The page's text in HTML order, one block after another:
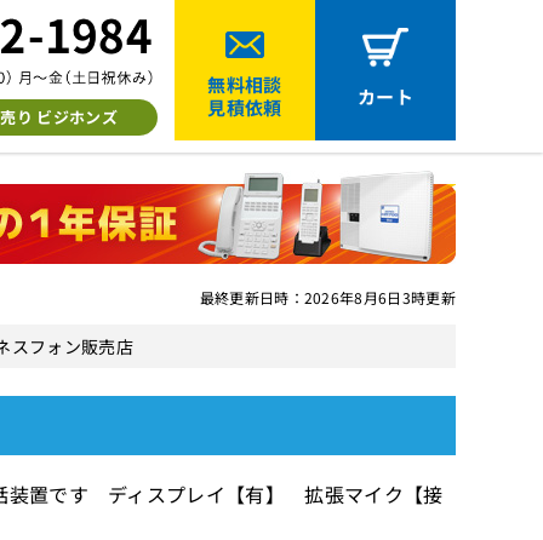
り ビジホンズ
無料相談
見積依頼
カート
最終更新日時：2026年8月6日3時更新
スフォン販売店
装置です ディスプレイ【有】 拡張マイク【接